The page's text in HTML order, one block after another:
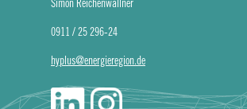
Simon Reichenwallner
0911 / 25 296-24
hyplus@energieregion.de